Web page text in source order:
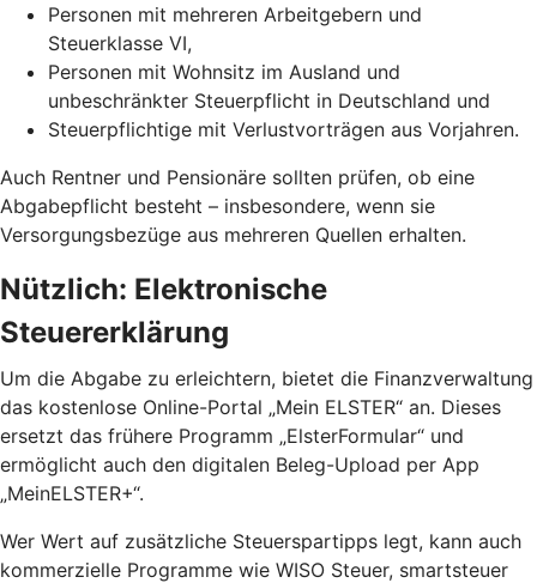
Personen mit mehreren Arbeitgebern und
Steuerklasse VI,
Personen mit Wohnsitz im Ausland und
unbeschränkter Steuerpflicht in Deutschland und
Steuerpflichtige mit Verlustvorträgen aus Vorjahren.
Auch Rentner und Pensionäre sollten prüfen, ob eine
Abgabepflicht besteht – insbesondere, wenn sie
Versorgungsbezüge aus mehreren Quellen erhalten.
Nützlich: Elektronische
Steuererklärung
Um die Abgabe zu erleichtern, bietet die Finanzverwaltung
das kostenlose Online-Portal „Mein ELSTER“ an. Dieses
ersetzt das frühere Programm „ElsterFormular“ und
ermöglicht auch den digitalen Beleg-Upload per App
„MeinELSTER+“.
Wer Wert auf zusätzliche Steuerspartipps legt, kann auch
kommerzielle Programme wie WISO Steuer, smartsteuer